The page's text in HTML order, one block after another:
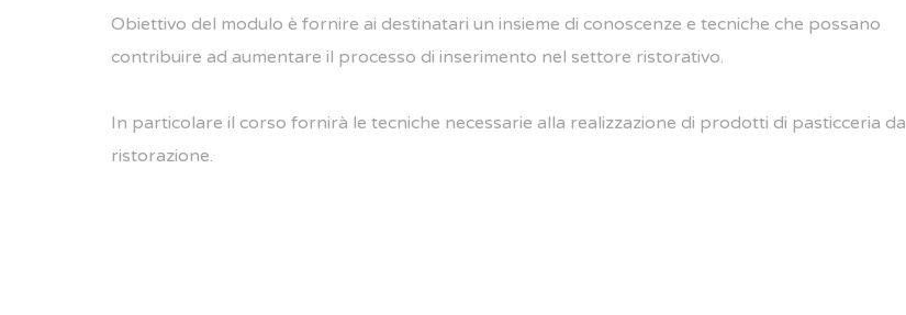
Obiettivo del modulo è fornire ai destinatari un insieme di conoscenze e tecniche che possano
contribuire ad aumentare il processo di inserimento nel settore ristorativo.
In particolare il corso fornirà le tecniche necessarie alla realizzazione di prodotti di pasticceria da
ristorazione.